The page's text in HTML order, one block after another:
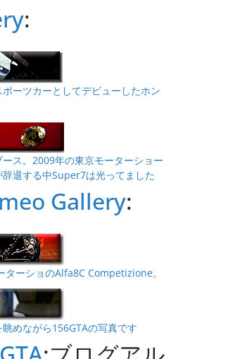
:
ーツカーとしてデビューしたホン
ス。2009年の東京モーターショー
退する中Super7は光ってました
Gallery:
ターショのAlfa8C Competizione。
めながら156GTAの写真です